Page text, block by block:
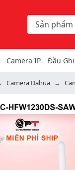
Chọn danh
Từ khóa hoặc
Camera IP Đầu
Camera Dahua